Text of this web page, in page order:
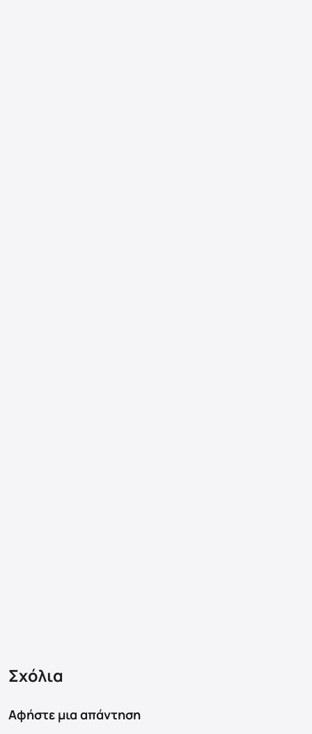
Σχόλια
Αφήστε μια απάντηση